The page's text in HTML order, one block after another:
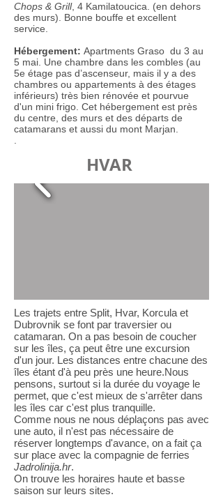
Chops & Grill, 4 Kamilatoucica. (en dehors
des murs). Bonne bouffe et excellent
service.
Hébergement: Apartments Graso du 3 au
5 mai. Une chambre dans les combles (au
5e étage pas d’ascenseur, mais il y a des
chambres ou appartements à des étages
inférieurs) très bien rénovée et pourvue
d'un mini frigo. Cet hébergement est près
du centre, des murs et des départs de
catamarans et aussi du mont Marjan.
HVAR
Les trajets entre Split, Hvar, Korcula et
Dubrovnik se font par traversier ou
catamaran. On a pas besoin de coucher
sur les îles, ça peut être une excursion
d'un jour. Les distances entre chacune des
îles étant d'à peu près une heure.Nous
pensons, surtout si la durée du voyage le
permet, que c'est mieux de s'arrêter dans
les îles car c'est plus tranquille.
Comme nous ne nous déplaçons pas avec
une auto, il n'est pas nécessaire de
réserver longtemps d'avance, on a fait ça
sur place avec la compagnie de ferries
Jadrolinija.hr.
On trouve les horaires haute et basse
saison sur leurs sites.